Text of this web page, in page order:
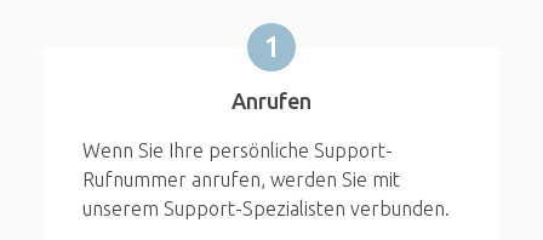
1
Anrufen
Wenn Sie Ihre persönliche Support-
Rufnummer anrufen, werden Sie mit
unserem Support-Spezialisten verbunden.